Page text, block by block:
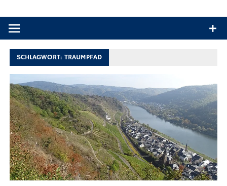
Produkttests und Buchrezensionen. Ein Blog für alle, die gern
SCHLAGWORT:TRAUMPFAD